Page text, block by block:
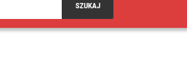
SZUKAJ